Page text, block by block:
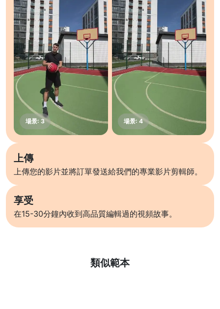
上傳
上傳您的影片並將訂單發送給我們的專業影片剪輯師。
享受
在15-30分鐘內收到高品質編輯過的視頻故事。
類似範本
了解更多